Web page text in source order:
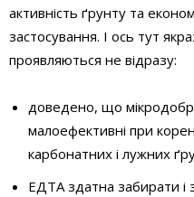
активність ґрунту та
застосування. І ось тут
проявляються не відразу:
доведено, що
малоефективні при
карбонатних і лужних
ЕДТА здатна забирати і